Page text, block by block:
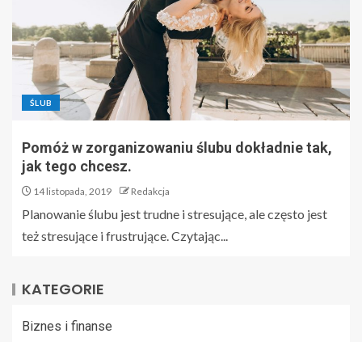
ŚLUB
Pomóż w zorganizowaniu ślubu dokładnie tak,
jak tego chcesz.
14 listopada, 2019 Redakcja
Planowanie ślubu jest trudne i stresujące, ale często jest
też stresujące i frustrujące. Czytając...
KATEGORIE
Biznes i finanse